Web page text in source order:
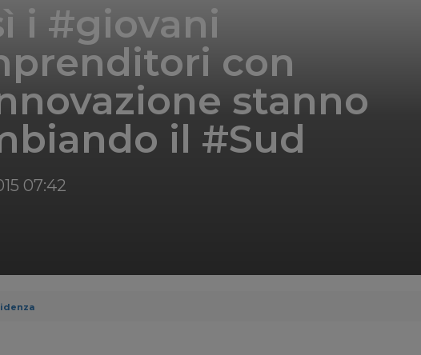
i #giovani
con
stanno
il #Sud
07:42